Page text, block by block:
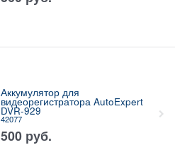
Аккумулятор для
видеорегистратора AutoExpert
DVR-929
42077
500 руб.